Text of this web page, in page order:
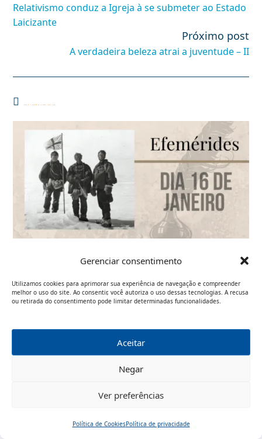
Gerenciar consentimento
Utilizamos cookies para aprimorar sua experiência de navegação e compreender
melhor o uso do site. Ao consentir, você autoriza o uso dessas tecnologias. A recusa
ou retirada do consentimento pode limitar determinadas funcionalidades.
Aceitar
Negar
Ver preferências
Política de CookiesPolítica de privacidade
Relativismo conduz a Igreja à se submeter ao Estado
Laicizante
Próximo post
A verdadeira beleza atrai a juventude – II
Excertos da entrevista do Prof. Plinio à Rádio